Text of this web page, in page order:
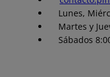
Lunes,
Martes y
Sábados